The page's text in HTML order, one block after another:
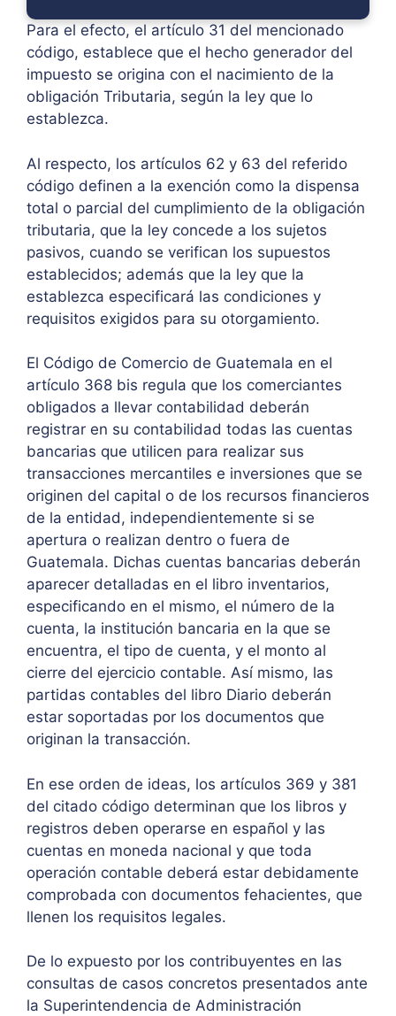
Para el efecto, el artículo 31 del mencionado
código, establece que el hecho generador del
impuesto se origina con el nacimiento de la
obligación Tributaria, según la ley que lo
establezca.
Al respecto, los artículos 62 y 63 del referido
código definen a la exención como la dispensa
total o parcial del cumplimiento de la obligación
tributaria, que la ley concede a los sujetos
pasivos, cuando se verifican los supuestos
establecidos; además que la ley que la
establezca especificará las condiciones y
requisitos exigidos para su otorgamiento.
El Código de Comercio de Guatemala en el
artículo 368 bis regula que los comerciantes
obligados a llevar contabilidad deberán
registrar en su contabilidad todas las cuentas
bancarias que utilicen para realizar sus
transacciones mercantiles e inversiones que se
originen del capital o de los recursos financieros
de la entidad, independientemente si se
apertura o realizan dentro o fuera de
Guatemala. Dichas cuentas bancarias deberán
aparecer detalladas en el libro inventarios,
especificando en el mismo, el número de la
cuenta, la institución bancaria en la que se
encuentra, el tipo de cuenta, y el monto al
cierre del ejercicio contable. Así mismo, las
partidas contables del libro Diario deberán
estar soportadas por los documentos que
originan la transacción.
En ese orden de ideas, los artículos 369 y 381
del citado código determinan que los libros y
registros deben operarse en español y las
cuentas en moneda nacional y que toda
operación contable deberá estar debidamente
comprobada con documentos fehacientes, que
llenen los requisitos legales.
De lo expuesto por los contribuyentes en las
consultas de casos concretos presentados ante
la Superintendencia de Administración